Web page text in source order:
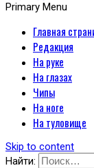
Primary Menu
Главная
Редакция
На руке
На глазах
Чипы
На ноге
На туловище
Skip to content
Найти: